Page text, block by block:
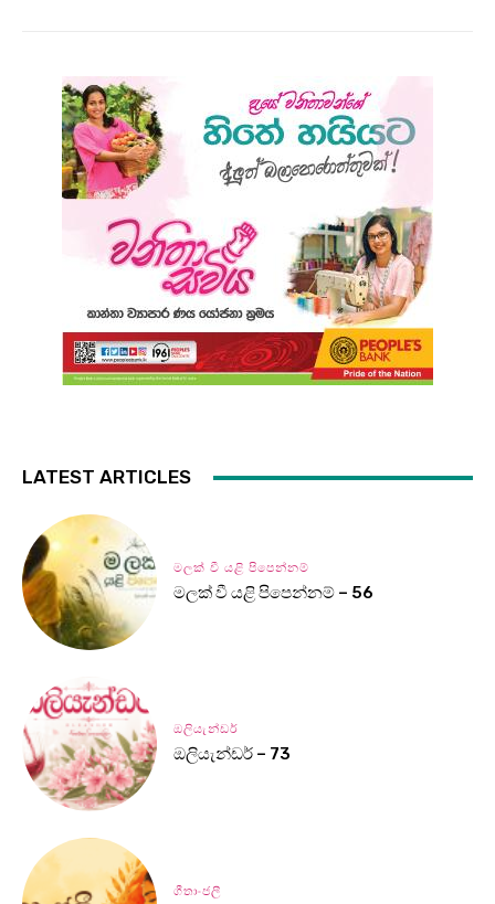
LATEST ARTICLES
මලක් වී යළි පිපෙන්නම්
මලක් වී යළි පිපෙන්නම් – 56
ඔලියැන්ඩර්
ඔලියැන්ඩර් – 73
ගීතාංජලී